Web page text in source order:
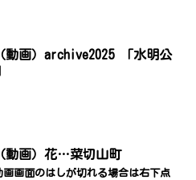
動画）archive2025 「水明公
動画）花…菜切山町
画面のはしが切れる場合は右下点